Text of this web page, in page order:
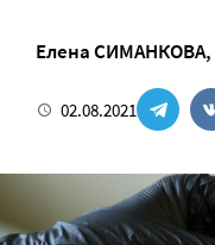
Елена СИМАНКОВА,
02.08.2021